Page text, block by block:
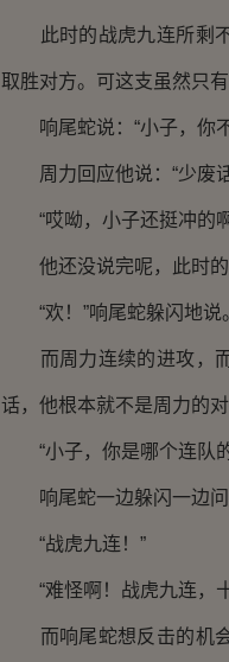
此时的战虎九连所剩不
取胜对方。可这支虽然只
响尾蛇说：“小子，你不
周力回应他说：“少废话
“哎呦，小子还挺冲的
他还没说完呢，此时的
“欢！”响尾蛇躲闪地说
而周力连续的进攻，而
话，他根本就不是周力的
“小子，你是哪个连队
响尾蛇一边躲闪一边问
“战虎九连！”
“难怪啊！战虎九连，
而响尾蛇想反击的机会